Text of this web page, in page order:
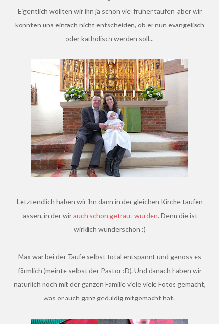
Eigentlich wollten wir ihn ja schon viel früher taufen, aber wir
konnten uns einfach nicht entscheiden, ob er nun evangelisch
oder katholisch werden soll...
Letztendlich haben wir ihn dann in der gleichen Kirche taufen
lassen, in der wirauch schon getraut wurden. Denn die ist
wirklich wunderschön :)
Max war bei der Taufe selbst total entspannt und genoss es
förmlich (meinte selbst der Pastor :D). Und danach haben wir
natürlich noch mit der ganzen Familie viele viele Fotos gemacht,
was er auch ganz geduldig mitgemacht hat.